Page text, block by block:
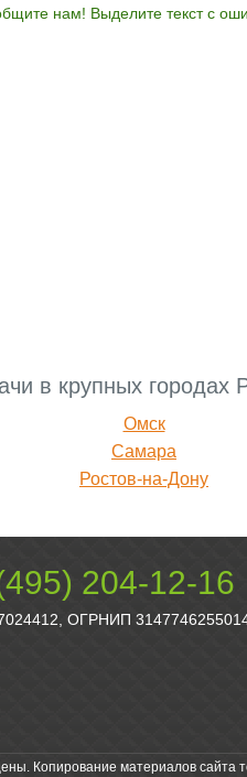
нам! Выделите текст с
в крупных городах
Омск
Самара
Ростов-на-Дону
204-12-16
ОГРНИП
Копирование материалов сайта